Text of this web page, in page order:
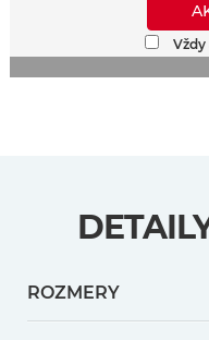
Vždy
ROZMERY